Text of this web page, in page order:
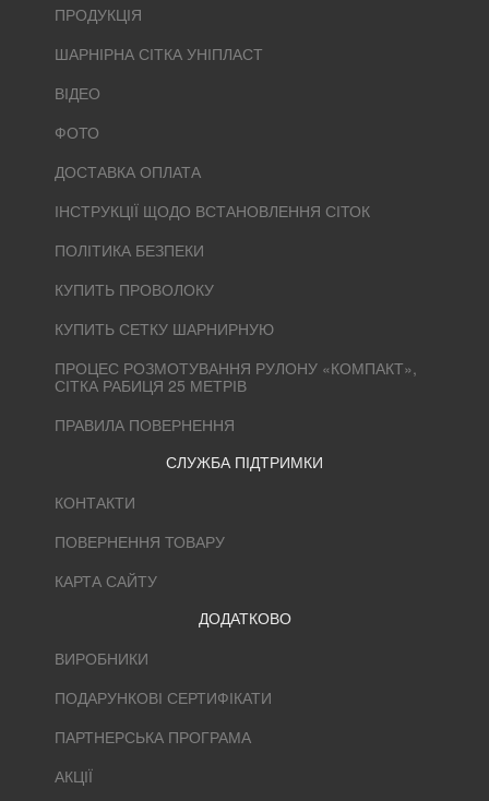
ПРОДУКЦІЯ
ШАРНІРНА СІТКА УНІПЛАСТ
ВІДЕО
ФОТО
ДОСТАВКА ОПЛАТА
ІНСТРУКЦІЇ ЩОДО ВСТАНОВЛЕННЯ СІТОК
ПОЛІТИКА БЕЗПЕКИ
КУПИТЬ ПРОВОЛОКУ
КУПИТЬ СЕТКУ ШАРНИРНУЮ
ПРОЦЕС РОЗМОТУВАННЯ РУЛОНУ «КОМПАКТ»,
СІТКА РАБИЦЯ 25 МЕТРІВ
ПРАВИЛА ПОВЕРНЕННЯ
СЛУЖБА ПІДТРИМКИ
КОНТАКТИ
ПОВЕРНЕННЯ ТОВАРУ
КАРТА САЙТУ
ДОДАТКОВО
ВИРОБНИКИ
ПОДАРУНКОВІ СЕРТИФІКАТИ
ПАРТНЕРСЬКА ПРОГРАМА
АКЦІЇ